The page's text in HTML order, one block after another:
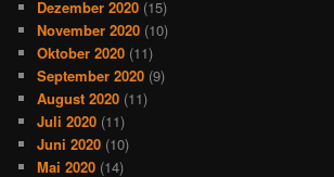
Dezember 2020 (15)
November 2020 (10)
Oktober 2020 (11)
September 2020 (9)
August 2020 (11)
Juli 2020 (11)
Juni 2020 (10)
Mai 2020 (14)